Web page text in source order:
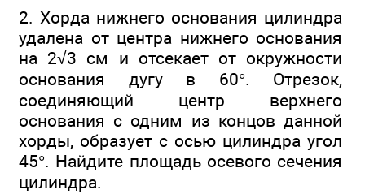
2. Хорда нижнего основания цилиндра
удалена от центра нижнего основания
на 2√3 см и отсекает от окружности
основания дугу в 60°. Отрезок,
соединяющий центр верхнего
основания с одним из концов данной
хорды, образует с осью цилиндра угол
45°. Найдите площадь осевого сечения
цилиндра.